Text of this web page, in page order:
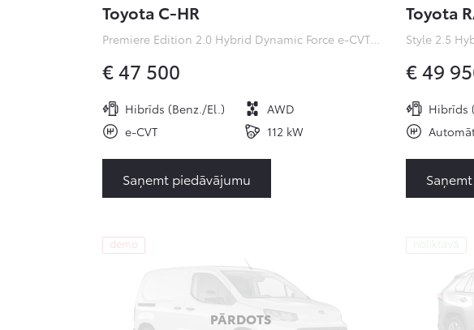
Toyota C-HR
Premiere Edition 2.0 Hybrid Dynamic Force e-CVT (Pilnpiedziņa) (112 kW)
€ 47 500
Hibrīds (Benz./El.)
AWD
e-CVT
112 kW
Saņemt piedāvājumu
Toyota
€ 49
Hibrīds
demo
PĀRDOTS
noliktavā